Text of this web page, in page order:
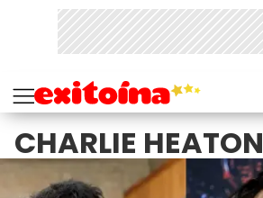
CHARLIE HEATON